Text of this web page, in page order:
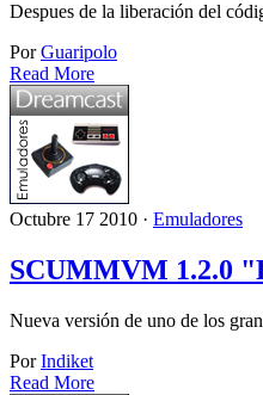
Despues de la liberación del
PorGuaripolo
Read More
Octubre 17 2010 · Emuladores
SCUMMVM 1.2.0
Nueva versión de uno de los
PorIndiket
Read More